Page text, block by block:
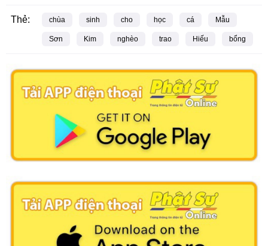
Thẻ: chùa sinh cho học cá Mẫu
Sơn Kim nghèo trao Hiếu bổng